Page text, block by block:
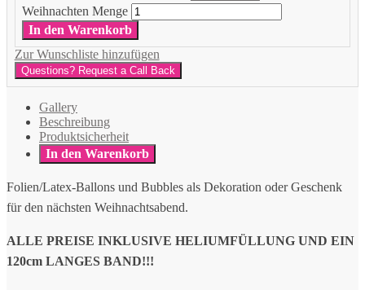
Weihnachten Menge
In den Warenkorb
Zur Wunschliste hinzufügen
Questions? Request a Call Back
Gallery
Beschreibung
Produktsicherheit
In den Warenkorb
Folien/Latex-Ballons und Bubbles als Dekoration oder Geschenk
für den nächsten Weihnachtsabend.
ALLE PREISE INKLUSIVE HELIUMFÜLLUNG UND EIN
120cm LANGES BAND!!!